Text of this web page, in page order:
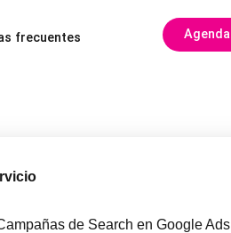
frecuentes
de Search en Google